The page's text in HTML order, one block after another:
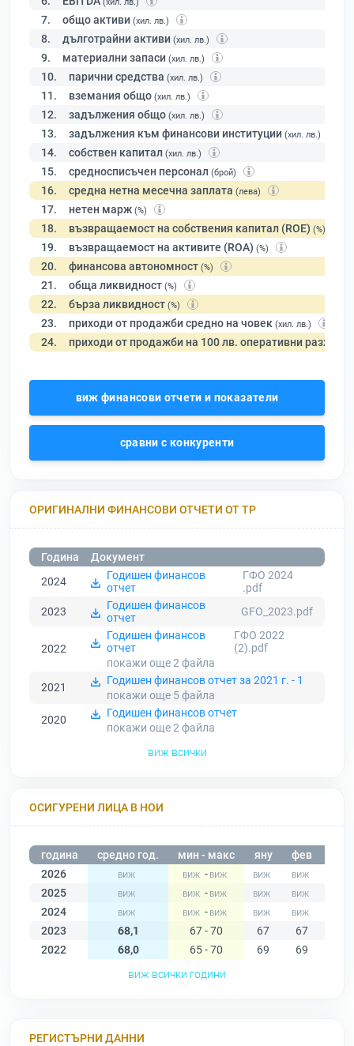
(хил. лв.)
7. общо активи (хил. лв.)
8. дълготрайни активи (хил. лв.)
9. материални запаси (хил. лв.)
10. парични средства (хил. лв.)
11. вземания общо (хил. лв.)
12. задължения общо (хил. лв.)
13. задължения към финансови институции (хил. лв.)
14. собствен капитал (хил. лв.)
15. средносписъчен персонал (брой)
16. средна нетна месечна заплата (лева)
17. нетен марж (%)
18. възвращаемост на собствения капитал (ROE) (%)
19. възвращаемост на активите (ROA) (%)
20. финансова автономност (%)
21. обща ликвидност (%)
22. бърза ликвидност (%)
23. приходи от продажби средно на човек (хил. лв.)
24. приходи от продажби на 100 лв. оперативни разходи
виж финансови отчети и показатели
сравни с конкуренти
ОРИГИНАЛНИ ФИНАНСОВИ ОТЧЕТИ ОТ ТР
Година
Документ
2024
Годишен финансов
отчет
ГФО 2024
.pdf
2023
Годишен финансов
отчет
GFO_2023.pdf
2022
Годишен финансов
отчет
ГФО 2022
(2).pdf
покажи още 2файла
2021
Годишен финансов отчет за 2021 г. - 1
покажи още 5файла
2020
Годишен финансов отчет
покажи още 2файла
виж всички
ОСИГУРЕНИ ЛИЦА В НОИ
година средно год. мин - макс яну фев
2026
-
2025
-
2024
-
2023
68,1 67 - 70 67 67
2022
68,0 65 - 70 69 69
виж всички години
РЕГИСТЪРНИ ДАННИ